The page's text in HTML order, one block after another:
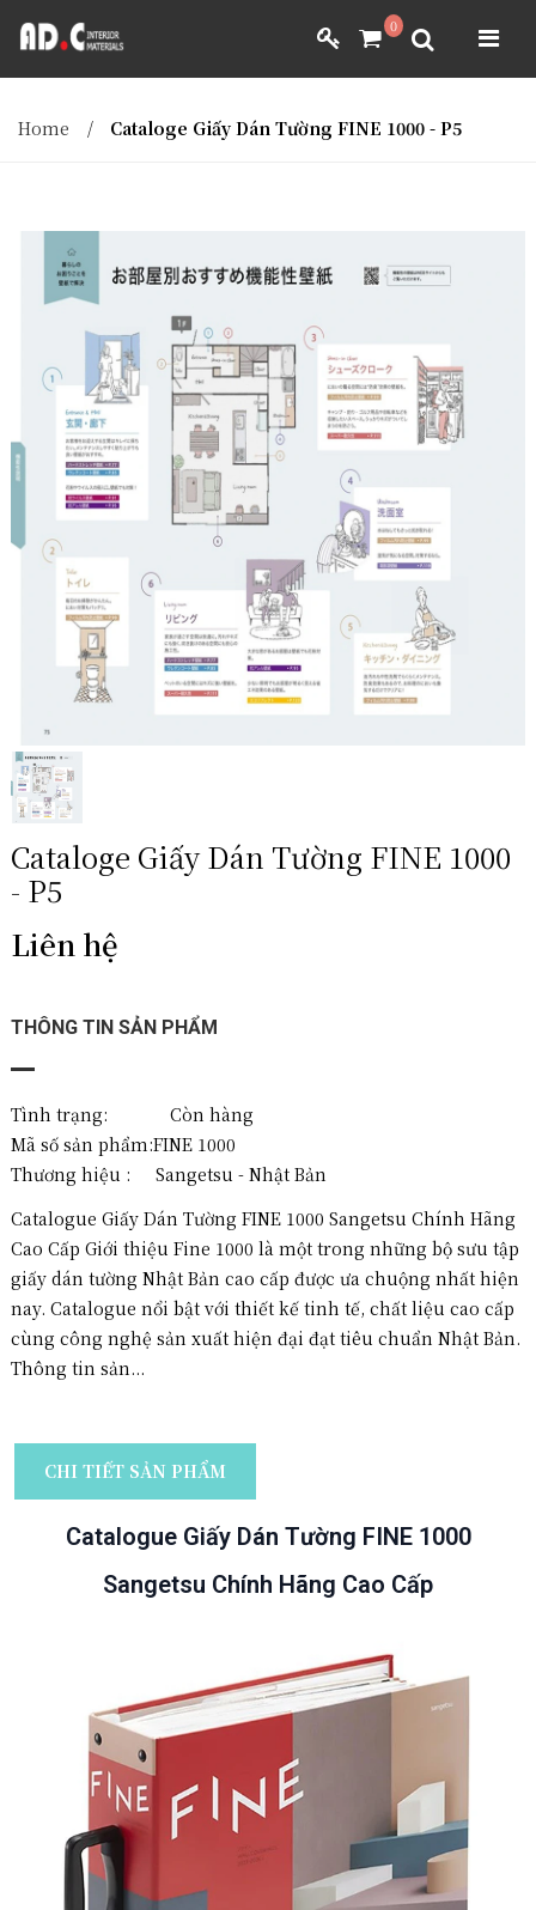
0
GIẤY DÁN TƯỜNG NHẬT BẢN
MÀNH RÈM NHẬT BẢN
YÊU CẦU BÁO GIÁ
ADC INTERIOR
GIẤY DÁN TƯỜNG NHẬT BẢN
MÀNH RÈM NHẬT BẢN
YÊU CẦU BÁO GIÁ
Home / Cataloge Giấy Dán Tường FINE 1000 - P5
Cataloge Giấy Dán Tường FINE 1000
- P5
Liên hệ
THÔNG TIN SẢN PHẨM
Tình trạng: Còn hàng
Mã số sản phẩm:FINE 1000
Thương hiệu :
Sangetsu - Nhật Bản
Catalogue Giấy Dán Tường FINE 1000 Sangetsu Chính Hãng
Cao Cấp Giới thiệu Fine 1000 là một trong những bộ sưu tập
giấy dán tường Nhật Bản cao cấp được ưa chuộng nhất hiện
nay. Catalogue nổi bật với thiết kế tinh tế, chất liệu cao cấp
cùng công nghệ sản xuất hiện đại đạt tiêu chuẩn Nhật Bản.
Thông tin sản...
CHI TIẾT SẢN PHẨM
Catalogue Giấy Dán Tường FINE 1000
Sangetsu Chính Hãng Cao Cấp